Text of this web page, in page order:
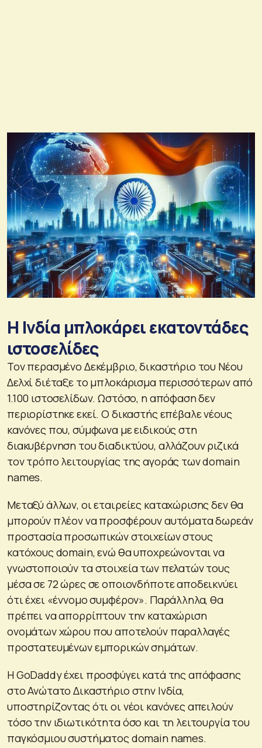
Η Ινδία μπλοκάρει εκατοντάδες
ιστοσελίδες
Τον περασμένο Δεκέμβριο, δικαστήριο του Νέου
Δελχί διέταξε το μπλοκάρισμα περισσότερων από
1.100 ιστοσελίδων. Ωστόσο, η απόφαση δεν
περιορίστηκε εκεί. Ο δικαστής επέβαλε νέους
κανόνες που, σύμφωνα με ειδικούς στη
διακυβέρνηση του διαδικτύου, αλλάζουν ριζικά
τον τρόπο λειτουργίας της αγοράς των domain
names.
Μεταξύ άλλων, οι εταιρείες καταχώρισης δεν θα
μπορούν πλέον να προσφέρουν αυτόματα δωρεάν
προστασία προσωπικών στοιχείων στους
κατόχους domain, ενώ θα υποχρεώνονται να
γνωστοποιούν τα στοιχεία των πελατών τους
μέσα σε 72 ώρες σε οποιονδήποτε αποδεικνύει
ότι έχει «έννομο συμφέρον». Παράλληλα, θα
πρέπει να απορρίπτουν την καταχώριση
ονομάτων χώρου που αποτελούν παραλλαγές
προστατευμένων εμπορικών σημάτων.
Η GoDaddy έχει προσφύγει κατά της απόφασης
στο Ανώτατο Δικαστήριο στην Ινδία,
υποστηρίζοντας ότι οι νέοι κανόνες απειλούν
τόσο την ιδιωτικότητα όσο και τη λειτουργία του
παγκόσμιου συστήματος domain names.